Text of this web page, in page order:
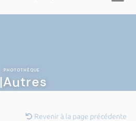
PHOTOTHÈQUE
|Autres
Revenir à la page précédente